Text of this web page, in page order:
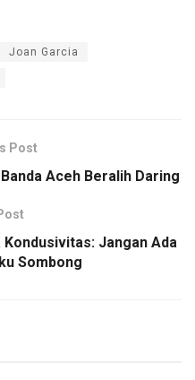
Joan Garcia
Post
Aceh Beralih Daring
Jangan Ada
Sombong